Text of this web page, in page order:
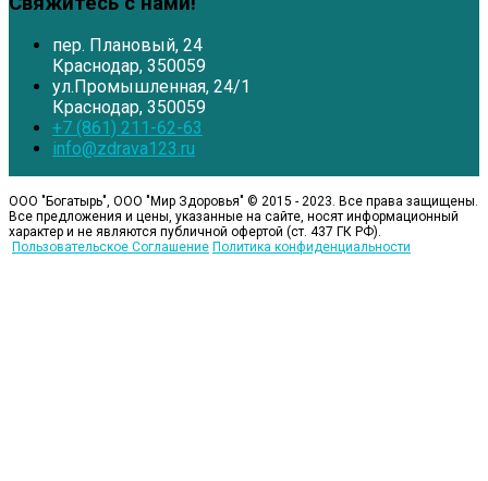
пер. Плановый, 24
Краснодар, 350059
ул.Промышленная, 24/1
Краснодар, 350059
+7 (861) 211-62-63
info@zdrava123.ru
ООО "Богатырь", ООО "Мир Здоровья" © 2015 - 2023. Все права защищены.
Все предложения и цены, указанные на сайте, носят информационный
характер и не являются публичной офертой (ст. 437 ГК РФ).
Пользовательское Соглашение Политика конфиденциальности